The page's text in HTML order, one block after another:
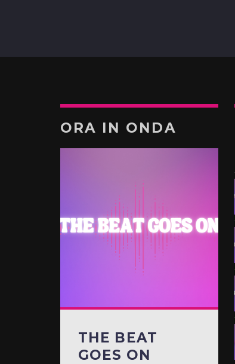
ORA IN ONDA
THE BEAT
GOES ON